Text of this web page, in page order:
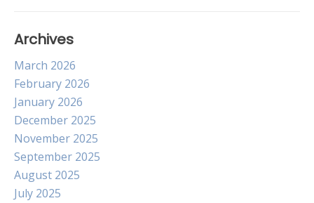
Archives
March 2026
February 2026
January 2026
December 2025
November 2025
September 2025
August 2025
July 2025